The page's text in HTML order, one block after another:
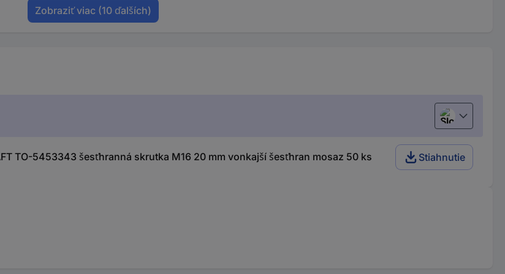
Zobraziť viac (10 ďalších)
Slovenčina
TO-5453343 šesťhranná skrutka M16 20 mm vonkajší šesťhran mosaz 50 ks Stiahnutie